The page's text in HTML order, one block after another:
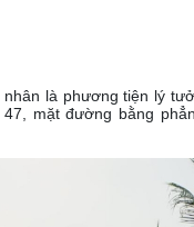
là phương tiện lý
mặt đường bằng